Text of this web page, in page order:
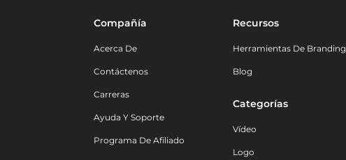
Compañía
Acerca De
Contáctenos
Carreras
Ayuda Y Soporte
Programa De Afiliado
Recursos
Herramientas De Branding
Blog
Categorías
Vídeo
Logo